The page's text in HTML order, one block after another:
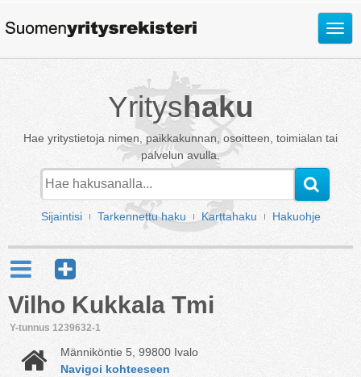
Avaa
Yrityshaku
Hae yritystietoja nimen, paikkakunnan, osoitteen, toimialan tai
palvelun avulla.
Sijaintisi Tarkennettu haku Karttahaku Hakuohje
Vilho Kukkala Tmi
Y-tunnus 1239632-1
Männiköntie 5, 99800 Ivalo
Navigoi kohteeseen